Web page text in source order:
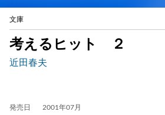
文庫
考えるヒット ２
近田春夫
発売日 2001年07月